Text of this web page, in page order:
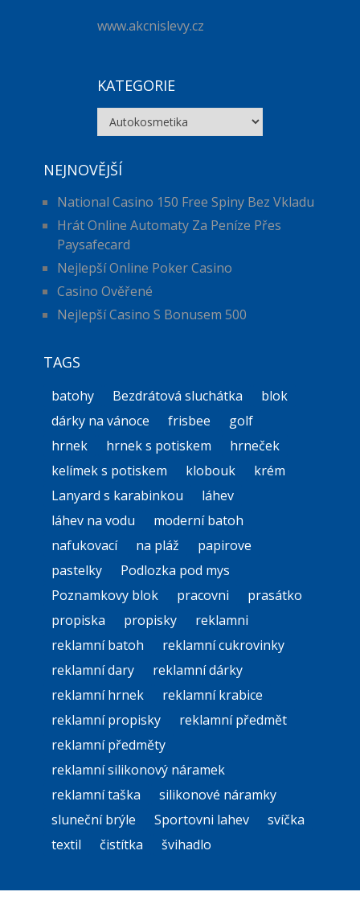
www.akcnislevy.cz
KATEGORIE
Kategorie
NEJNOVĚJŠÍ
National Casino 150 Free Spiny Bez Vkladu
Hrát Online Automaty Za Peníze Přes
Paysafecard
Nejlepší Online Poker Casino
Casino Ověřené
Nejlepší Casino S Bonusem 500
TAGS
batohy Bezdrátová sluchátka
blok
dárky na vánoce
frisbee
golf
hrnek
hrnek s potiskem
hrneček
kelímek s potiskem
klobouk
krém
Lanyard s karabinkou
láhev
láhev na vodu
moderní batoh
nafukovací
na pláž
papirove
pastelky
Podlozka pod mys
Poznamkovy blok
pracovni
prasátko
propiska
propisky
reklamni
reklamní batoh
reklamní cukrovinky
reklamní dary
reklamní dárky
reklamní hrnek
reklamní krabice
reklamní propisky
reklamní předmět
reklamní předměty
reklamní silikonový náramek
reklamní taška
silikonové náramky
sluneční brýle
Sportovni lahev
svíčka
textil
čistítka švihadlo